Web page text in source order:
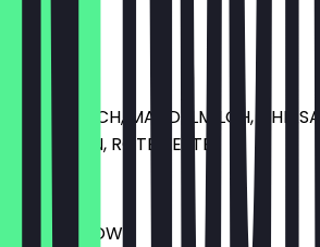
KOKOSMILCH, MANDELMILCH,
HIMBEEREN, ROTE BEETE
BOBBY BROWN